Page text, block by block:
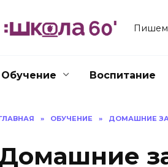
Пишем
Обучение Воспитание
» ОБУЧЕНИЕ » ДОМАШНИЕ